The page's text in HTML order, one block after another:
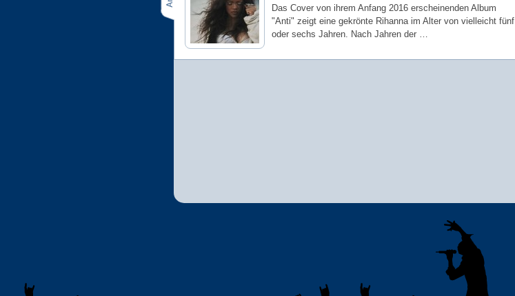
Das Cover von ihrem Anfang 2016 erscheinenden Album
"Anti" zeigt eine gekrönte Rihanna im Alter von vielleicht fünf
oder sechs Jahren. Nach Jahren der …